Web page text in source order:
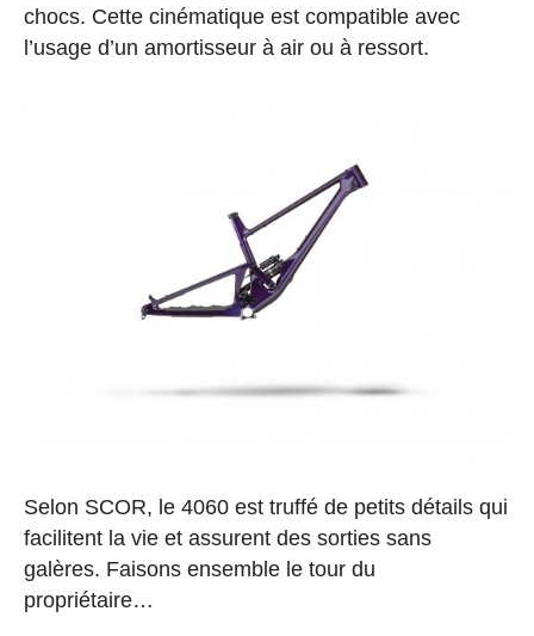
chocs. Cette cinématique est compatible avec
l’usage d’un amortisseur à air ou à ressort.
Selon SCOR, le 4060 est truffé de petits détails qui
facilitent la vie et assurent des sorties sans
galères. Faisons ensemble le tour du
propriétaire…